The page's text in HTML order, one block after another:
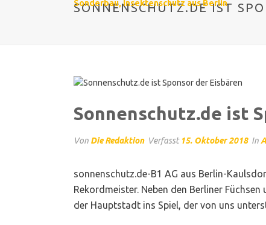
SONNENSCHUTZ.DE IST
Sonnenschutz.de ist
Von Die Redaktion Verfasst15. Oktober 2018 In
sonnenschutz.de-B1 AG aus Berlin-
Rekordmeister. Neben den Berliner
der Hauptstadt ins Spiel, der von uns